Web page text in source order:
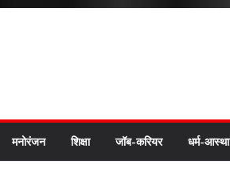
मनोरंजन शिक्षा जॉब-करियर धर्म-आस्था